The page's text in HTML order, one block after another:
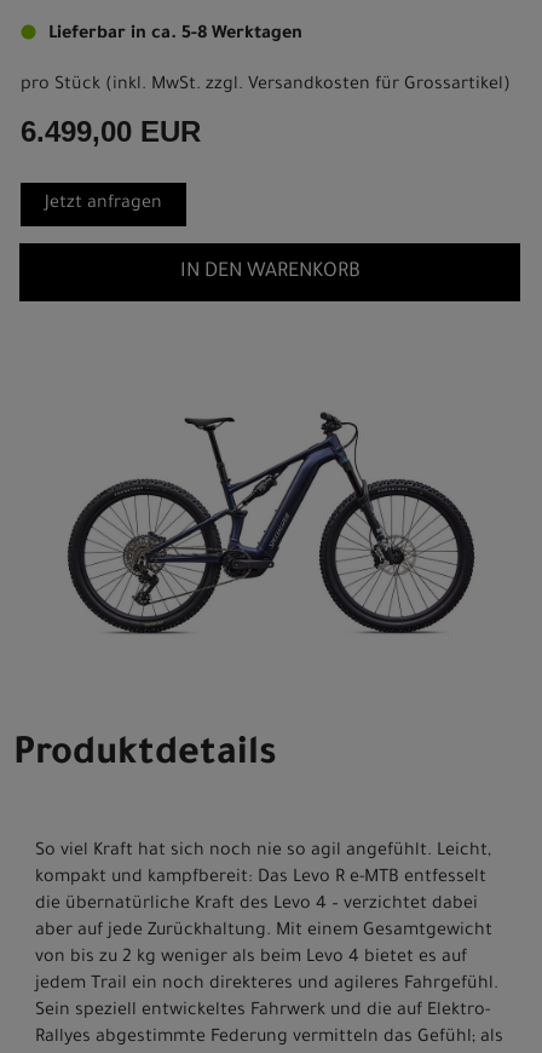
Lieferbar in ca. 5-8 Werktagen
pro Stück (inkl. MwSt. zzgl. Versandkosten für Grossartikel)
6.499,00 EUR
Jetzt anfragen
IN DEN WARENKORB
Produktdetails
So viel Kraft hat sich noch nie so agil angefühlt. Leicht,
kompakt und kampfbereit: Das Levo R e-MTB entfesselt
die übernatürliche Kraft des Levo 4 – verzichtet dabei
aber auf jede Zurückhaltung. Mit einem Gesamtgewicht
von bis zu 2 kg weniger als beim Levo 4 bietet es auf
jedem Trail ein noch direkteres und agileres Fahrgefühl.
Sein speziell entwickeltes Fahrwerk und die auf Elektro-
Rallyes abgestimmte Federung vermitteln das Gefühl; als